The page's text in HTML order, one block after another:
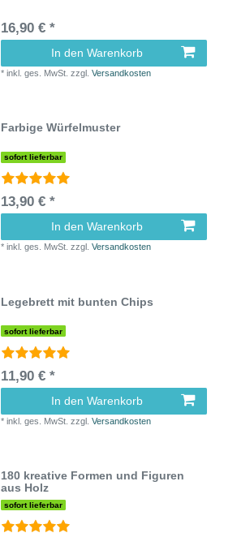
16,90 € *
In den Warenkorb
*inkl. ges. MwSt. zzgl.Versandkosten
Farbige Würfelmuster
sofort lieferbar
13,90 € *
In den Warenkorb
*inkl. ges. MwSt. zzgl.Versandkosten
Legebrett mit bunten Chips
sofort lieferbar
11,90 € *
In den Warenkorb
*inkl. ges. MwSt. zzgl.Versandkosten
180 kreative Formen und Figuren
aus Holz
sofort lieferbar